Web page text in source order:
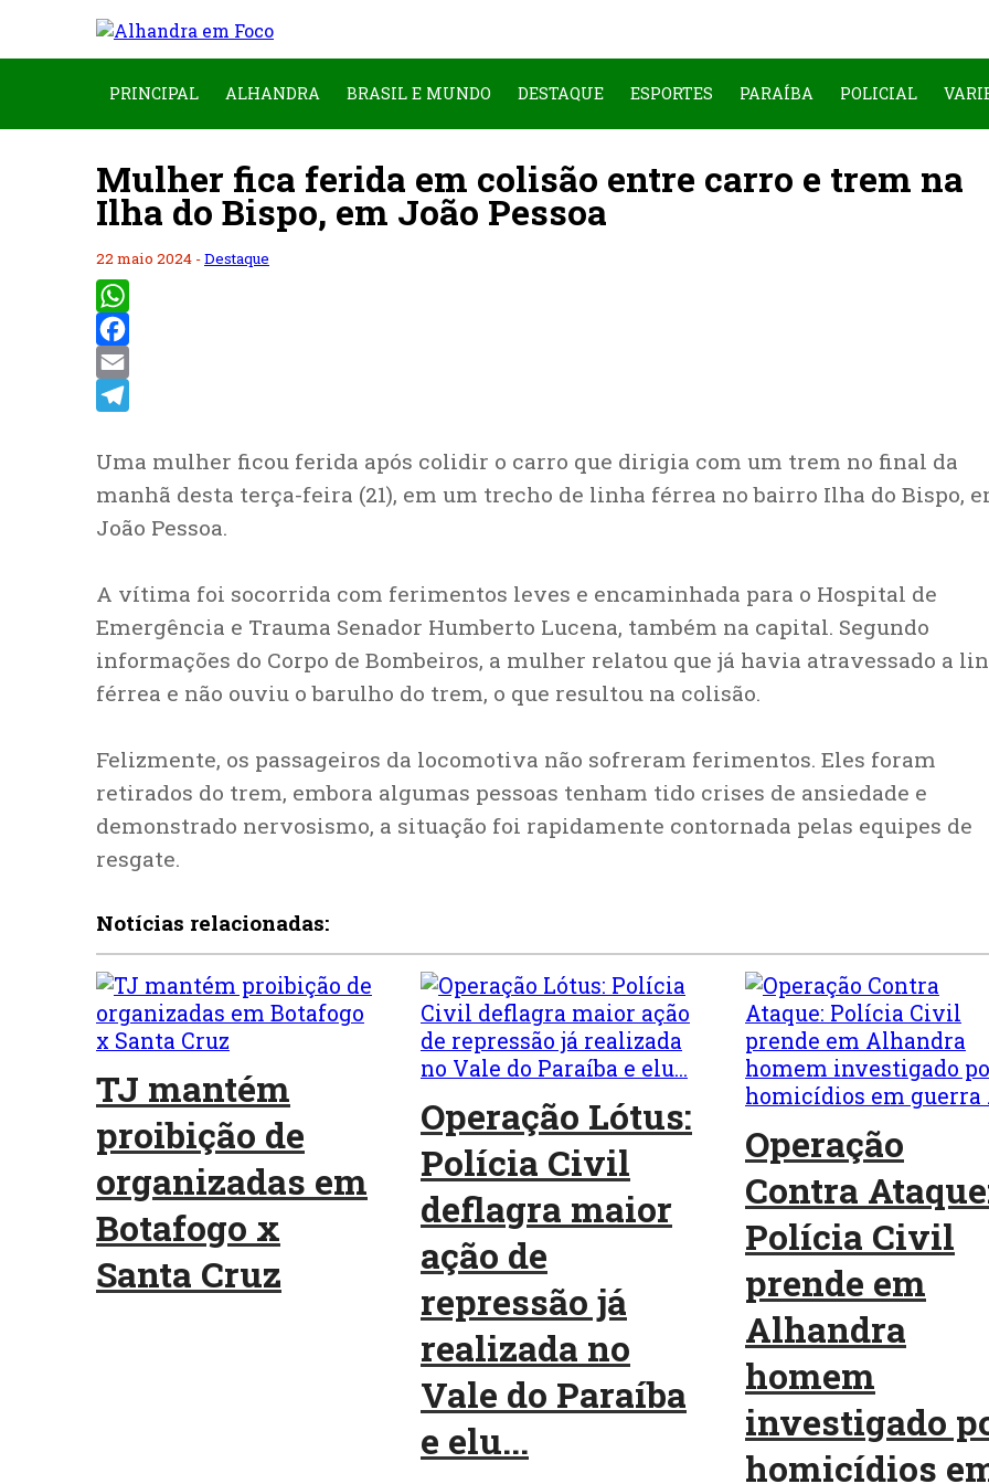
PRINCIPAL ALHANDRA BRASIL E MUNDO DESTAQUE ESPORTES PARAÍBA POLICIAL
Mulher fica ferida em colisão entre carro e trem na
Ilha do Bispo, em João Pessoa
22 maio 2024 -Destaque
WhatsApp
Facebook
Email
Uma mulher ficou ferida após colidir o carro que dirigia com um trem no final da
manhã desta terça-feira (21), em um trecho de linha férrea no bairro Ilha do Bispo,
João Pessoa.
A vítima foi socorrida com ferimentos leves e encaminhada para o Hospital de
Emergência e Trauma Senador Humberto Lucena, também na capital. Segundo
informações do Corpo de Bombeiros, a mulher relatou que já havia atravessado a
férrea e não ouviu o barulho do trem, o que resultou na colisão.
Felizmente, os passageiros da locomotiva não sofreram ferimentos. Eles foram
retirados do trem, embora algumas pessoas tenham tido crises de ansiedade e
demonstrado nervosismo, a situação foi rapidamente contornada pelas equipes de
resgate.
Notícias relacionadas:
TJ mantém
proibição de
organizadas em
Botafogo x
Santa Cruz
Operação Lótus:
Polícia Civil
deflagra maior
ação de
repressão já
realizada no
Vale do Paraíba
e elu...
Operação
Contra
Polícia Civil
prende em
Alhandra
homem
investigado
homicídios